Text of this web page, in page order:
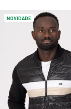
NOVIDADE